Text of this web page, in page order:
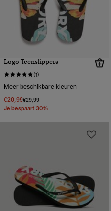
Logo Teenslippers
(1)
Meer beschikbare kleuren
€20,99Prijs verlaagd van
€29,99naar
Je bespaart 30%